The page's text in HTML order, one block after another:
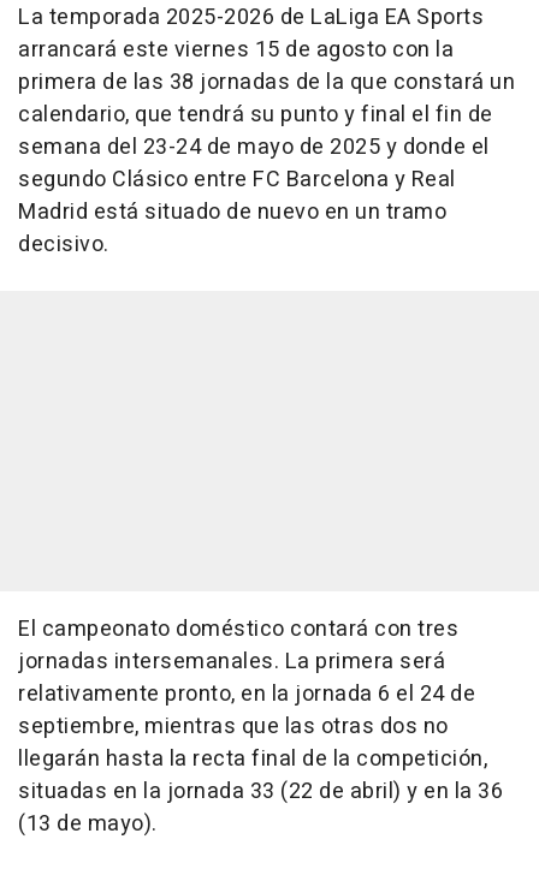
La temporada 2025-2026 de LaLiga EA Sports
arrancará este viernes 15 de agosto con la
primera de las 38 jornadas de la que constará un
calendario, que tendrá su punto y final el fin de
semana del 23-24 de mayo de 2025 y donde el
segundo Clásico entre FC Barcelona y Real
Madrid está situado de nuevo en un tramo
decisivo.
El campeonato doméstico contará con tres
jornadas intersemanales. La primera será
relativamente pronto, en la jornada 6 el 24 de
septiembre, mientras que las otras dos no
llegarán hasta la recta final de la competición,
situadas en la jornada 33 (22 de abril) y en la 36
(13 de mayo).